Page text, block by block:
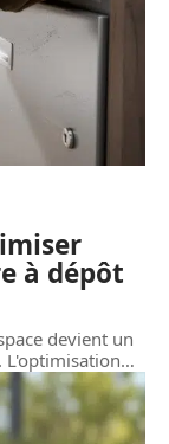
à dépôt
devient un
…